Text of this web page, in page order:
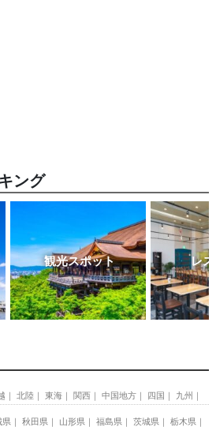
ング
観光スポット レ
北陸 東海 関西 中国地方 四国 九州
県 秋田県 山形県 福島県 茨城県
栃木県